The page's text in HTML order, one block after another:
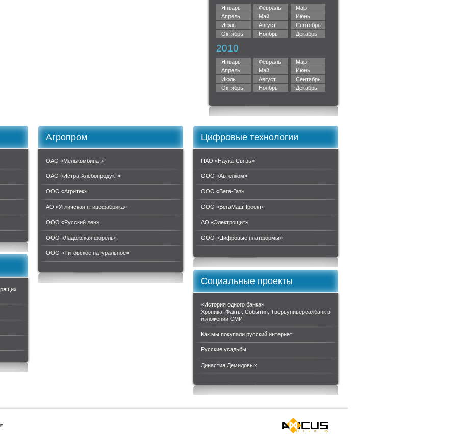
Январь Февраль
Март
Апрель
Май
Июнь
Июль
Август
Сентябрь
Октябрь
Ноябрь Декабрь
2010
Январь Февраль
Март
Апрель
Май
Июнь
Июль
Август
Сентябрь
Октябрь
Ноябрь Декабрь
Агропром
ОАО «Мелькомбинат»
ОАО «Истра-Хлебопродукт»
ООО «Агритек»
АО «Угличская птицефабрика»
ООО «Русский лен»
ООО «Ладожская форель»
ООО «Титовское натуральное»
Цифровые технологии
ПАО «Наука-Связь»
ООО «Автелком»
ООО «Вега-Газ»
ООО «ВегаМашПроект»
АО «Электрощит»
ООО «Цифровые платформы»
Социальные проекты
«История одного банка»
Хроника. Факты. События. Тверьуниверсалбанк в
изложении СМИ
Как мы покупали русский интернет
Русские усадьбы
Династия Демидовых